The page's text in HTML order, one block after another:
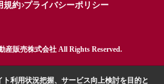
規約 プライバシーポリシー
産販売株式会社 All Rights Reserved.
利用状況把握、サービス向上検討を目的と